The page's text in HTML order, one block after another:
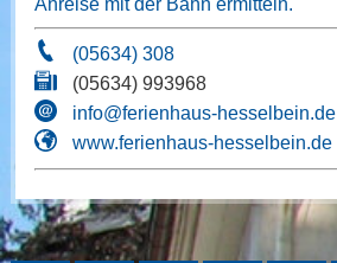
Anreise mit der Bahn ermitteln.
(05634) 308
(05634) 993968
info@ferienhaus-hesselbein.de
www.ferienhaus-hesselbein.de